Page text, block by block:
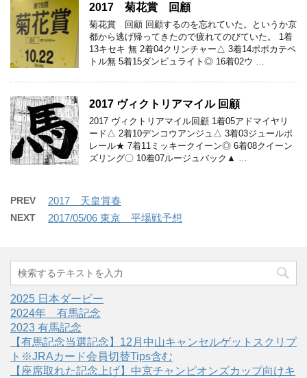
2017 菊花賞 回顧
菊花賞 回顧 回顧するのを忘れていた。というか京
都から逃げ帰ってきたので疲れてのびていた。 1着
13キセキ 無 2着04クリンチャー△ 3着14ポポカテペ
トル無 5着15ダンビュライト◎ 16着02ウ …
2017 ヴィクトリアマイル 回顧
2017 ヴィクトリアマイル回顧 1着05アドマイヤリ
ード△ 2着10デンコウアンジュ△ 3着03ジュールポ
レール★ 7着11ミッキークイーン◎ 6着08クイーン
ズリング〇 10着07ルージュバック▲ …
PREV 2017 天皇賞春
NEXT 2017/05/06 東京 平場戦予想
2025 日本ダービー
2024年 有馬記念
2023 有馬記念
【有馬記念当選記念】12月中山キャンセルゲットスクリプ
ト※JRAカード会員切替Tips含む
【座席取れた記念上げ】中京チャンピオンズカップ向けキ